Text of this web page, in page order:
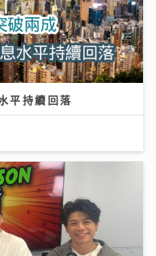
平持續回落